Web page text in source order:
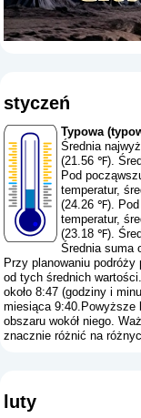
styczeń
Typowa
Średnia
(21.56 ℉).
Pod
temperatur,
(24.26 ℉).
temperatur,
(23.18 ℉).
Średnia suma
Przy planowaniu
od tych średnich
około 8:47 (godziny i
miesiąca 9:40.Powyższe
obszaru wokół niego.
znacznie różnić na
luty